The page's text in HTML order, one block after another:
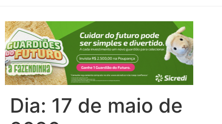
Dia: 17 de maio de